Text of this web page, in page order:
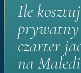
Ile
prywatny
czarter
na